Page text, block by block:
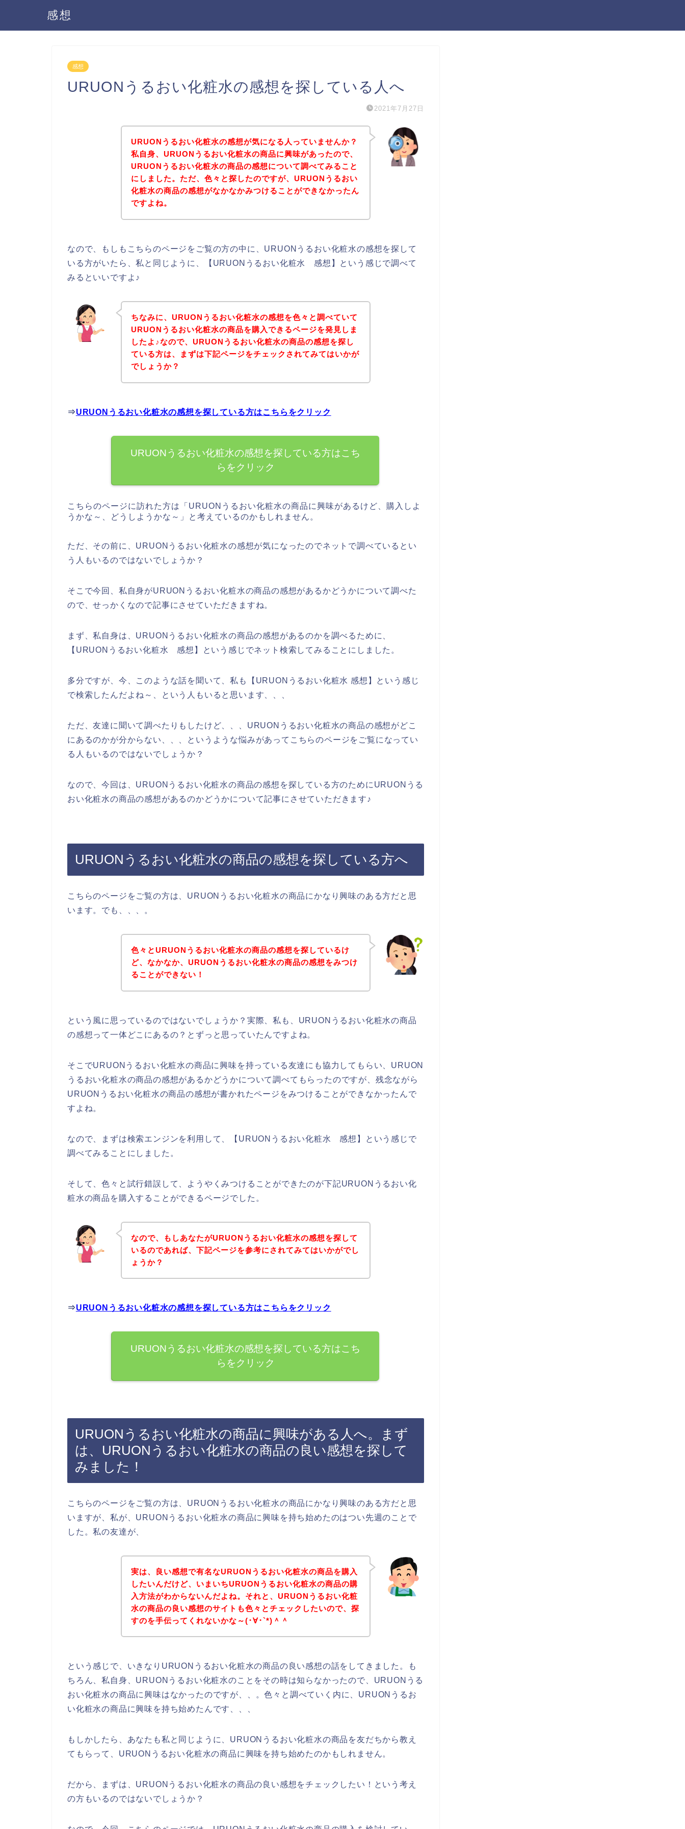
感想
感想
URUONうるおい化粧水の感想を探している人へ
2021年7月27日
URUONうるおい化粧水の感想が気になる人っていませんか？
私自身、URUONうるおい化粧水の商品に興味があったので、
URUONうるおい化粧水の商品の感想について調べてみること
にしました。ただ、色々と探したのですが、URUONうるおい
化粧水の商品の感想がなかなかみつけることができなかったん
ですよね。
なので、もしもこちらのページをご覧の方の中に、URUONうるおい化粧水の感想を探して
いる方がいたら、私と同じように、【URUONうるおい化粧水 感想】という感じで調べて
みるといいですよ♪
ちなみに、URUONうるおい化粧水の感想を色々と調べていて
URUONうるおい化粧水の商品を購入できるページを発見しま
したよ♪なので、URUONうるおい化粧水の商品の感想を探し
ている方は、まずは下記ページをチェックされてみてはいかが
でしょうか？
⇒URUONうるおい化粧水の感想を探している方はこちらをクリック
URUONうるおい化粧水の感想を探している方はこち
らをクリック
こちらのページに訪れた方は「URUONうるおい化粧水の商品に興味があるけど、購入しよ
うかな～、どうしようかな～」と考えているのかもしれません。
ただ、その前に、URUONうるおい化粧水の感想が気になったのでネットで調べているとい
う人もいるのではないでしょうか？
そこで今回、私自身がURUONうるおい化粧水の商品の感想があるかどうかについて調べた
ので、せっかくなので記事にさせていただきますね。
まず、私自身は、URUONうるおい化粧水の商品の感想があるのかを調べるために、
【URUONうるおい化粧水 感想】という感じでネット検索してみることにしました。
多分ですが、今、このような話を聞いて、私も【URUONうるおい化粧水 感想】という感じ
で検索したんだよね～、という人もいると思います、、、
ただ、友達に聞いて調べたりもしたけど、、、URUONうるおい化粧水の商品の感想がどこ
にあるのかが分からない、、、というような悩みがあってこちらのページをご覧になってい
る人もいるのではないでしょうか？
なので、今回は、URUONうるおい化粧水の商品の感想を探している方のためにURUONうる
おい化粧水の商品の感想があるのかどうかについて記事にさせていただきます♪
URUONうるおい化粧水の商品の感想を探している方へ
こちらのページをご覧の方は、URUONうるおい化粧水の商品にかなり興味のある方だと思
います。でも、、、。
色々とURUONうるおい化粧水の商品の感想を探しているけ
ど、なかなか、URUONうるおい化粧水の商品の感想をみつけ
ることができない！
という風に思っているのではないでしょうか？実際、私も、URUONうるおい化粧水の商品
の感想って一体どこにあるの？とずっと思っていたんですよね。
そこでURUONうるおい化粧水の商品に興味を持っている友達にも協力してもらい、URUON
うるおい化粧水の商品の感想があるかどうかについて調べてもらったのですが、残念ながら
URUONうるおい化粧水の商品の感想が書かれたページをみつけることができなかったんで
すよね。
なので、まずは検索エンジンを利用して、【URUONうるおい化粧水 感想】という感じで
調べてみることにしました。
そして、色々と試行錯誤して、ようやくみつけることができたのが下記URUONうるおい化
粧水の商品を購入することができるページでした。
なので、もしあなたがURUONうるおい化粧水の感想を探して
いるのであれば、下記ページを参考にされてみてはいかがでし
ょうか？
⇒URUONうるおい化粧水の感想を探している方はこちらをクリック
URUONうるおい化粧水の感想を探している方はこち
らをクリック
URUONうるおい化粧水の商品に興味がある人へ。まず
は、URUONうるおい化粧水の商品の良い感想を探して
みました！
こちらのページをご覧の方は、URUONうるおい化粧水の商品にかなり興味のある方だと思
いますが、私が、URUONうるおい化粧水の商品に興味を持ち始めたのはつい先週のことで
した。私の友達が、
実は、良い感想で有名なURUONうるおい化粧水の商品を購入
したいんだけど、いまいちURUONうるおい化粧水の商品の購
入方法がわからないんだよね。それと、URUONうるおい化粧
水の商品の良い感想のサイトも色々とチェックしたいので、探
すのを手伝ってくれないかな～(･∀･`*)＾＾
という感じで、いきなりURUONうるおい化粧水の商品の良い感想の話をしてきました。も
ちろん、私自身、URUONうるおい化粧水のことをその時は知らなかったので、URUONうる
おい化粧水の商品に興味はなかったのですが、、。色々と調べていく内に、URUONうるお
い化粧水の商品に興味を持ち始めたんです、、、
もしかしたら、あなたも私と同じように、URUONうるおい化粧水の商品を友だちから教え
てもらって、URUONうるおい化粧水の商品に興味を持ち始めたのかもしれません。
だから、まずは、URUONうるおい化粧水の商品の良い感想をチェックしたい！という考え
の方もいるのではないでしょうか？